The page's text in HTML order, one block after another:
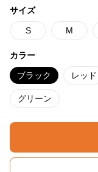
サイズ
S M
カラー
ブラック レッド
グリーン